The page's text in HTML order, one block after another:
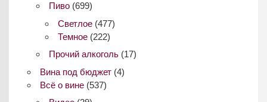
Пиво(699)
Светлое (477)
Темное (222)
Прочий алкоголь(17)
Вина под бюджет(4)
Всё о вине(537)